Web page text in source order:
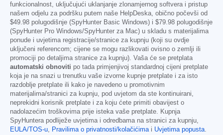
funkcionalnost, uključujući uklanjanje zlonamjernog softvera i pristup
našem odjelu za podršku putem naše HelpDeska, obično počevši od
$49.98 polugodišnje (SpyHunter Basic Windows) i $79.98 polugodišnje
(SpyHunter Pro Windows/SpyHunter za Mac) u skladu s materijalima
ponude i uvjetima registracije/stranice za kupnju (koji su ovdje
uključeni referencom; cijene se mogu razlikovati ovisno o zemlji ili
promociji po detaljima stranice za kupnju). Vaša će se pretplata
automatski obnoviti po tada primjenjivoj standardnoj cijeni pretplate
koja je na snazi u trenutku vaše izvorne kupnje pretplate i za isto
razdoblje pretplate ili kako je navedeno u promotivnim
materijalima/stranici za kupnju, pod uvjetom da ste kontinuirani,
neprekidni korisnik pretplate i za koju ćete primiti obavijest o
nadolazećim troškovima prije isteka vaše pretplate. Kupnja
SpyHuntera podliježe uvjetima i odredbama na stranici za kupnju,
EULA/TOS-u, Pravilima o privatnosti/kolačićimai Uvjetima popusta.